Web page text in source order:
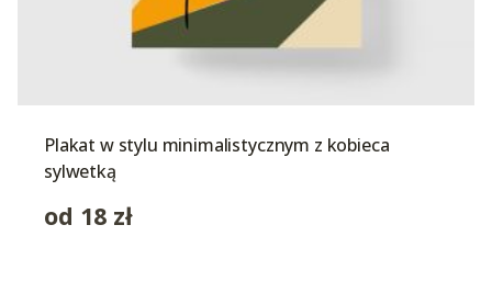
Plakat w stylu minimalistycznym z kobieca
sylwetką
od 18 zł